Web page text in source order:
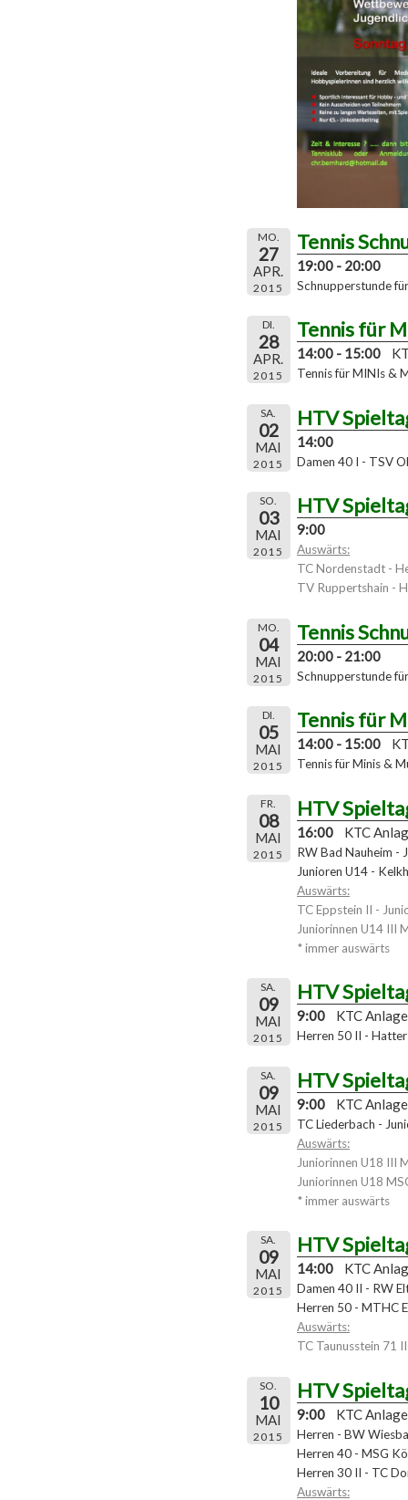
MO.
27
APR.
2015
Tennis
19:00 - 20:00
Schnupperstunde
DI.
28
APR.
2015
Tennis für
14:00 - 15:00
Tennis für MINIs &
SA.
02
MAI
2015
HTV
14:00
Damen 40 I - TSV
SO.
03
MAI
2015
HTV
9:00
Auswärts:
TC Nordenstadt -
TV Ruppertshain -
MO.
04
MAI
2015
Tennis
20:00 - 21:00
Schnupperstunde
DI.
05
MAI
2015
Tennis für
14:00 - 15:00
Tennis für Minis &
FR.
08
MAI
2015
HTV
16:00 KTC
RW Bad Nauheim -
Junioren U14 -
Auswärts:
TC Eppstein II -
Juniorinnen U14 III
* immer auswärts
SA.
09
MAI
2015
HTV
9:00 KTC Anlage
Herren 50 II -
SA.
09
MAI
2015
HTV
9:00 KTC Anlage
TC Liederbach -
Auswärts:
Juniorinnen U18 III
Juniorinnen U18
* immer auswärts
SA.
09
MAI
2015
HTV
14:00 KTC
Damen 40 II - RW
Herren 50 - MTHC
Auswärts:
TC Taunusstein 71
SO.
10
MAI
2015
HTV
9:00 KTC Anlage
Herren - BW
Herren 40 - MSG
Herren 30 II - TC
Auswärts: